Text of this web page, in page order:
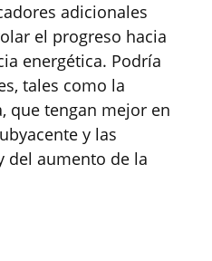
adicionales
el progreso hacia
energética. Podría
tales como la
que tengan mejor en
y las
del aumento de la